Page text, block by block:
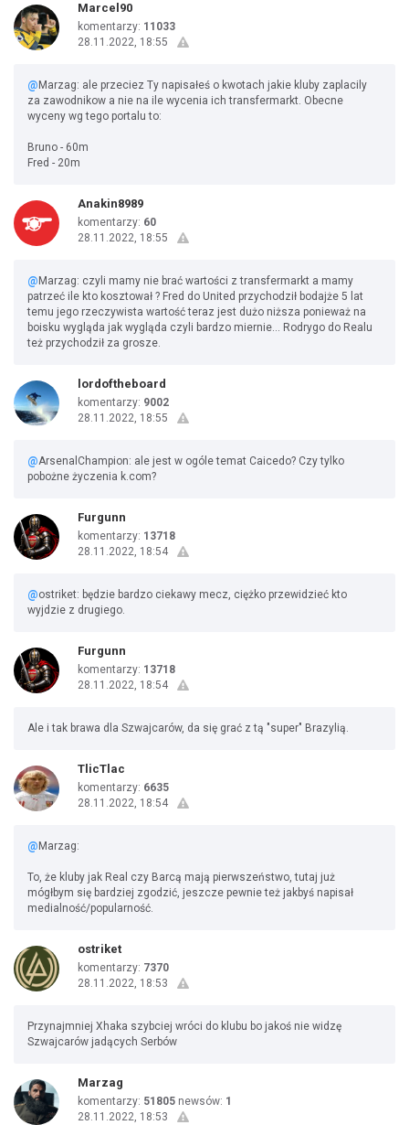
Marcel90
komentarzy: 11033
28.11.2022, 18:55
@ Marzag: ale przeciez Ty napisałeś o kwotach jakie kluby zaplacily
za zawodnikow a nie na ile wycenia ich transfermarkt. Obecne
wyceny wg tego portalu to:
Bruno - 60m
Fred - 20m
Anakin8989
komentarzy: 60
28.11.2022, 18:55
@ Marzag: czyli mamy nie brać wartości z transfermarkt a mamy
patrzeć ile kto kosztował ? Fred do United przychodził bodajże 5 lat
temu jego rzeczywista wartość teraz jest dużo niższa ponieważ na
boisku wygląda jak wygląda czyli bardzo miernie... Rodrygo do Realu
też przychodził za grosze.
lordoftheboard
komentarzy: 9002
28.11.2022, 18:55
@ArsenalChampion: ale jest w ogóle temat Caicedo? Czy tylko
pobożne życzenia k.com?
Furgunn
komentarzy: 13718
28.11.2022, 18:54
@ostriket: będzie bardzo ciekawy mecz, ciężko przewidzieć kto
wyjdzie z drugiego.
Furgunn
komentarzy: 13718
28.11.2022, 18:54
Ale i tak brawa dla Szwajcarów, da się grać z tą "super" Brazylią.
TlicTlac
komentarzy: 6635
28.11.2022, 18:54
@ Marzag:
To, że kluby jak Real czy Barcą mają pierwszeństwo, tutaj już
mógłbym się bardziej zgodzić, jeszcze pewnie też jakbyś napisał
medialność/popularność.
ostriket
komentarzy: 7370
28.11.2022, 18:53
Przynajmniej Xhaka szybciej wróci do klubu bo jakoś nie widzę
Szwajcarów jadących Serbów
Marzag
komentarzy: 51805 newsów: 1
28.11.2022, 18:53